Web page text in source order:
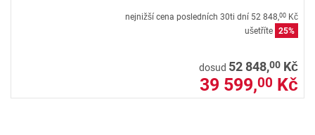
nejnižší cena posledních 30ti dní 52 848,00 Kč
ušetříte 25%
dosud 52 848,00 Kč
39 599,00 Kč